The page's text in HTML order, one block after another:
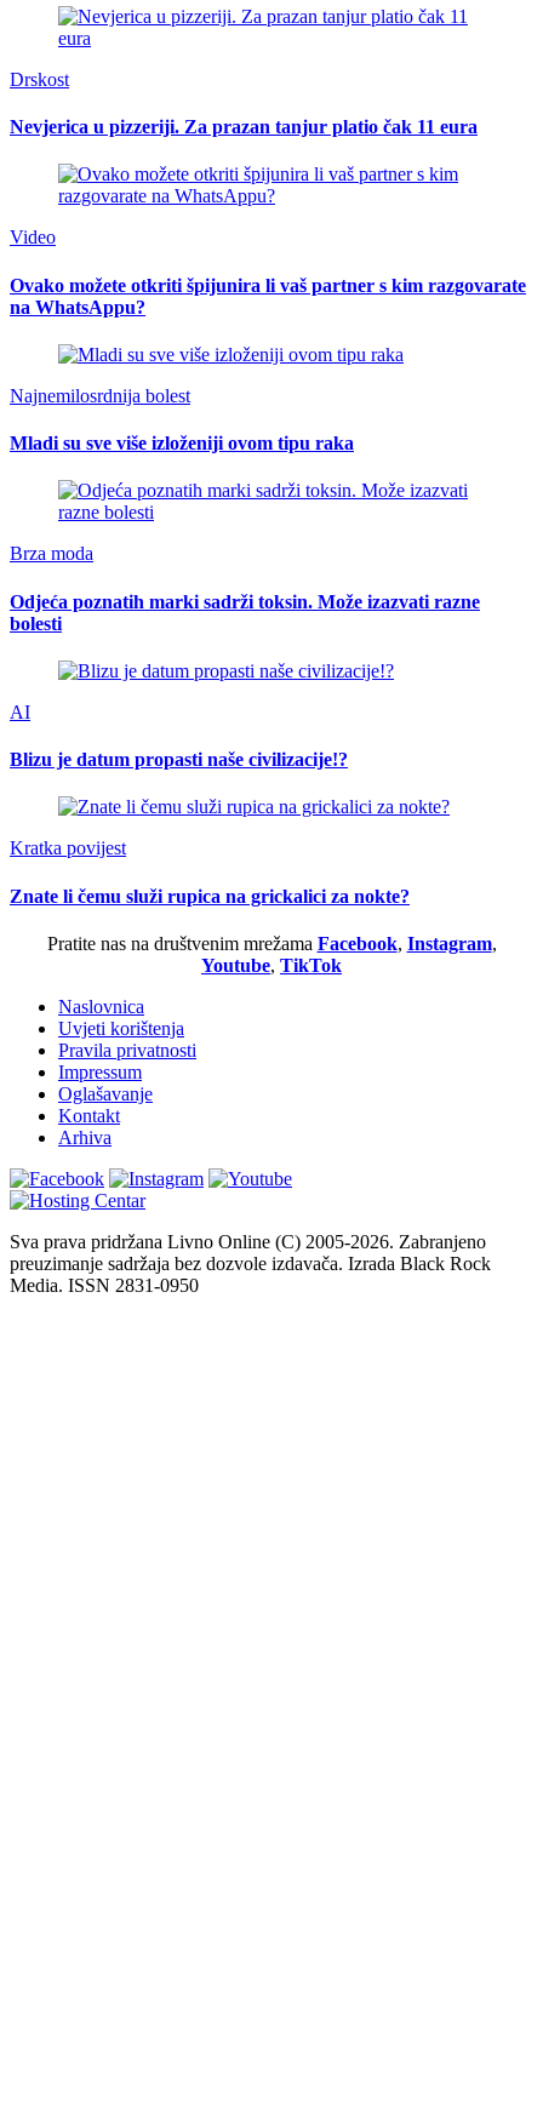
Drskost
Nevjerica u pizzeriji. Za prazan tanjur platio čak 11 eura
Video
Ovako možete otkriti špijunira li vaš partner s kim razgovarate
na WhatsAppu?
Najnemilosrdnija bolest
Mladi su sve više izloženiji ovom tipu raka
Brza moda
Odjeća poznatih marki sadrži toksin. Može izazvati razne
bolesti
AI
Blizu je datum propasti naše civilizacije!?
Kratka povijest
Znate li čemu služi rupica na grickalici za nokte?
Pratite nas na društvenim mrežama Facebook, Instagram,
Youtube, TikTok
Naslovnica
Uvjeti korištenja
Pravila privatnosti
Impressum
Oglašavanje
Kontakt
Arhiva
Sva prava pridržana Livno Online (C) 2005-2026. Zabranjeno
preuzimanje sadržaja bez dozvole izdavača. Izrada Black Rock
Media. ISSN 2831-0950